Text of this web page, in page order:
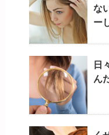
な
ー
日
ん